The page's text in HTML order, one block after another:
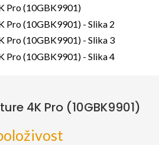
4K Pro (10GBK9901)